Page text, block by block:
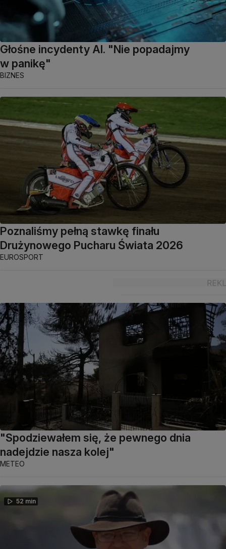
Głośne incydenty AI. "Nie popadajmy
w panikę"
BIZNES
Poznaliśmy pełną stawkę finału
Drużynowego Pucharu Świata 2026
EUROSPORT
"Spodziewałem się, że pewnego dnia
nadejdzie nasza kolej"
METEO
52 min